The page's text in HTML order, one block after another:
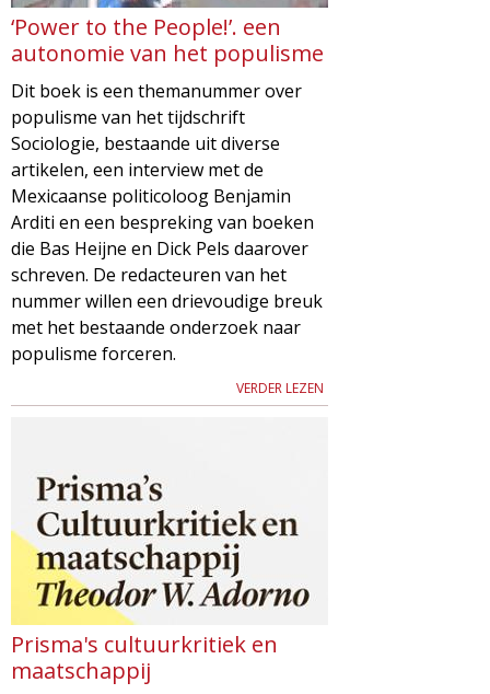
‘Power to the People!’. een
autonomie van het populisme
Dit boek is een themanummer over
populisme van het tijdschrift
Sociologie, bestaande uit diverse
artikelen, een interview met de
Mexicaanse politicoloog Benjamin
Arditi en een bespreking van boeken
die Bas Heijne en Dick Pels daarover
schreven. De redacteuren van het
nummer willen een drievoudige breuk
met het bestaande onderzoek naar
populisme forceren.
VERDER LEZEN
Prisma's cultuurkritiek en
maatschappij